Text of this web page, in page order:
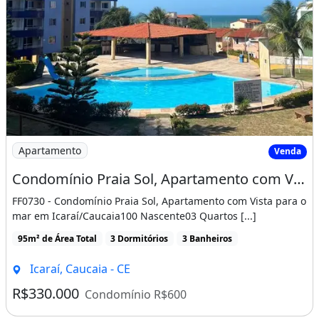
Imagem: Condomínio Praia Sol, Apartamento com Vista
Apartamento Venda
Condomínio Praia Sol, Apartamento com Vista para o mar em Icaraí/Caucaia 100 Na
FF0730 - Condomínio Praia Sol, Apartamento com Vista para o
mar em Icaraí/Caucaia100 Nascente03 Quartos [...]
95m² de Área Total 3 Dormitórios 3 Banheiros
Icaraí, Caucaia - CE
R$330.000 Condomínio R$600